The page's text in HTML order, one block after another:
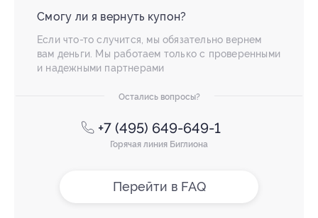
Смогу ли я вернуть купон?
Если что-то случится, мы обязательно вернем
вам деньги. Мы работаем только с проверенными
и надежными партнерами
Остались вопросы?
+7 (495) 649-649-1
Горячая линия Биглиона
Перейти в FAQ